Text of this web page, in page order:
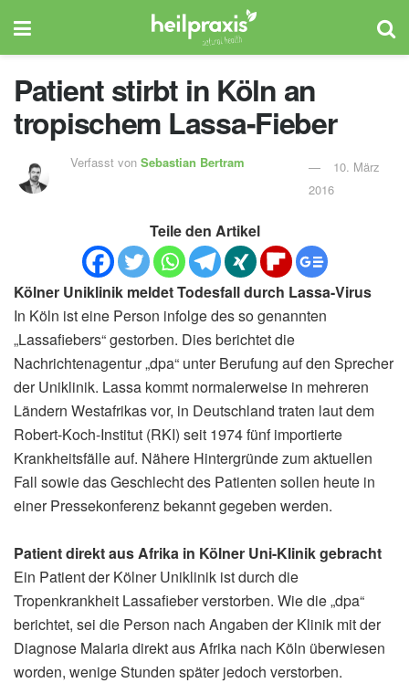
Patient stirbt in Köln an
tropischem Lassa-Fieber
Verfasst vonSebastian Bertram
10. März
2016
Teile den Artikel
Kölner Uniklinik meldet Todesfall durch Lassa-Virus
In Köln ist eine Person infolge des so genannten
„Lassafiebers“ gestorben. Dies berichtet die
Nachrichtenagentur „dpa“ unter Berufung auf den Sprecher
der Uniklinik. Lassa kommt normalerweise in mehreren
Ländern Westafrikas vor, in Deutschland traten laut dem
Robert-Koch-Institut (RKI) seit 1974 fünf importierte
Krankheitsfälle auf. Nähere Hintergründe zum aktuellen
Fall sowie das Geschlecht des Patienten sollen heute in
einer Pressekonferenz bekannt gegeben werden.
Patient direkt aus Afrika in Kölner Uni-Klinik gebracht
Ein Patient der Kölner Uniklinik ist durch die
Tropenkrankheit Lassafieber verstorben. Wie die „dpa“
berichtet, sei die Person nach Angaben der Klinik mit der
Diagnose Malaria direkt aus Afrika nach Köln überwiesen
worden, wenige Stunden später jedoch verstorben.